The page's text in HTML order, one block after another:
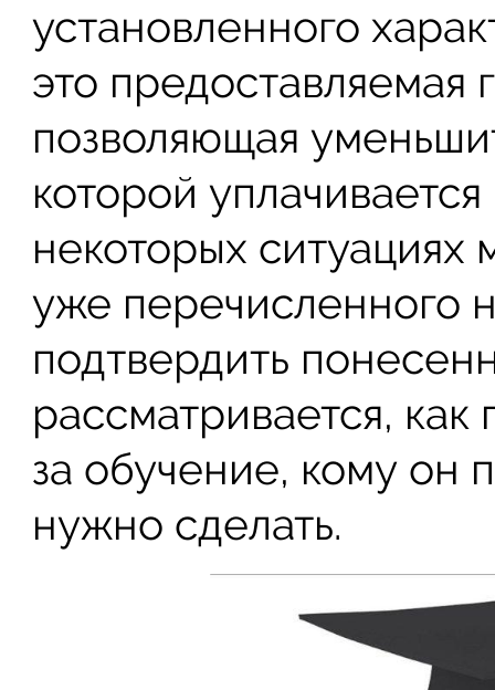
установленного
это предоставляемая
позволяющая
которой
некоторых ситуациях
уже перечисленного
подтвердить
рассматривается, как
за обучение, кому он
нужно сделать.